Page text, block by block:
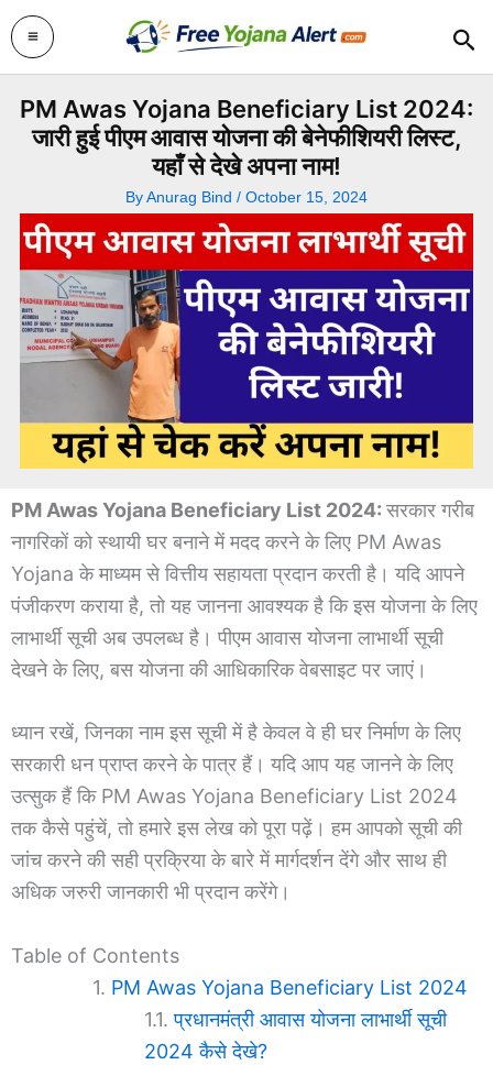
Skip
to
content
PM Awas Yojana Beneficiary List 2024:
जारी हुई पीएम आवास योजना की बेनेफीशियरी लिस्ट,
यहाँ से देखे अपना नाम!
ByAnurag Bind / October 15, 2024
PM Awas Yojana Beneficiary List 2024:सरकार गरीब
नागरिकों को स्थायी घर बनाने में मदद करने के लिए PM Awas
Yojana के माध्यम से वित्तीय सहायता प्रदान करती है। यदि आपने
पंजीकरण कराया है, तो यह जानना आवश्यक है कि इस योजना के लिए
लाभार्थी सूची अब उपलब्ध है। पीएम आवास योजना लाभार्थी सूची
देखने के लिए, बस योजना की आधिकारिक वेबसाइट पर जाएं।
ध्यान रखें, जिनका नाम इस सूची में है केवल वे ही घर निर्माण के लिए
सरकारी धन प्राप्त करने के पात्र हैं। यदि आप यह जानने के लिए
उत्सुक हैं कि PM Awas Yojana Beneficiary List 2024
तक कैसे पहुंचें, तो हमारे इस लेख को पूरा पढ़ें। हम आपको सूची की
जांच करने की सही प्रक्रिया के बारे में मार्गदर्शन देंगे और साथ ही
अधिक जरुरी जानकारी भी प्रदान करेंगे।
Table of Contents
PM Awas Yojana Beneficiary List 2024
प्रधानमंत्री आवास योजना लाभार्थी सूची
2024 कैसे देखे?